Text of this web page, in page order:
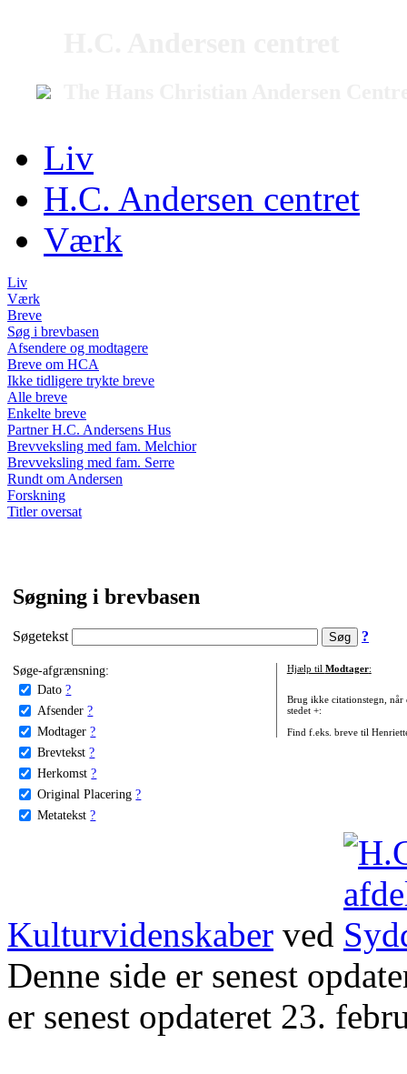
Liv
H.C. Andersen centret
Værk
Liv
Værk
Breve
Søg i brevbasen
Afsendere og modtagere
Breve om HCA
Ikke tidligere trykte breve
Alle breve
Enkelte breve
Partner H.C. Andersens Hus
Brevveksling med fam. Melchior
Brevveksling med fam. Serre
Rundt om Andersen
Forskning
Titler oversat
Søgning i brevbasen
Søgetekst ?
Søge-afgrænsning:
Dato ?
Afsender ?
Modtager ?
Brevtekst ?
Herkomst ?
Original Placering ?
Metatekst ?
Hjælp til Modtager:
Brug ikke citationstegn, når
stedet +:
Find f.eks. breve til
Kulturvidenskaber ved
Denne side er senest
er senest opdateret 23.